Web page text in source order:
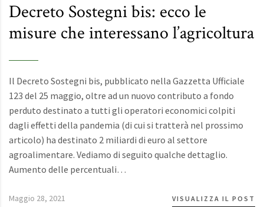
Decreto Sostegni bis: ecco le
misure che interessano l’agricoltura
Il Decreto Sostegni bis, pubblicato nella Gazzetta Ufficiale
123 del 25 maggio, oltre ad un nuovo contributo a fondo
perduto destinato a tutti gli operatori economici colpiti
dagli effetti della pandemia (di cui si tratterà nel prossimo
articolo) ha destinato 2 miliardi di euro al settore
agroalimentare. Vediamo di seguito qualche dettaglio.
Aumento delle percentuali…
Maggio 28, 2021 VISUALIZZA IL POST